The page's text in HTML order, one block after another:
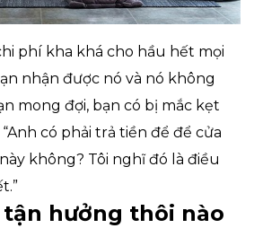
phí kha khá cho hầu hết mọi
nhận được nó và nó không
mong đợi, bạn có bị mắc kẹt
có phải trả tiền để để cửa
không? Tôi nghĩ đó là điều
tận hưởng thôi nào